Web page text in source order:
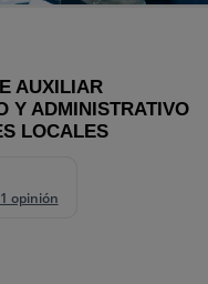
AUXILIAR
Y ADMINISTRATIVO
LOCALES
1 opinión